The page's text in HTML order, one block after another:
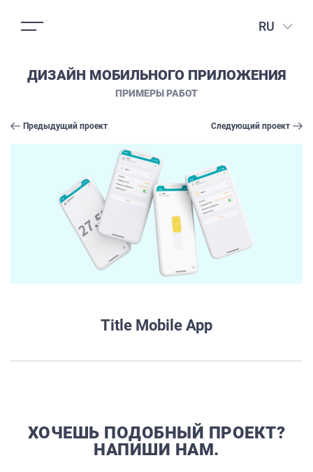
RU
ДИЗАЙН МОБИЛЬНОГО ПРИЛОЖЕНИЯ
ПРИМЕРЫ РАБОТ
Предыдущий проект Следующий проект
Title Mobile App
ХОЧЕШЬ ПОДОБНЫЙ ПРОЕКТ?
НАПИШИ НАМ.